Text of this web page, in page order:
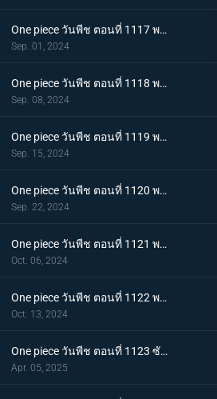
One piece วันพีช ตอนที่ 1117 พากย์ไทย ซาโบกลับมา - ความจริงอันน่าตกตะลึงที่ต้องบอก!
Sep. 01, 2024
One piece วันพีช ตอนที่ 1118 พากย์ไทย ดินแดนศักดิ์สิทธิ์ในความวุ่นวาย! การโจมตีเต็มกำลังของ Sai และ Leo!
Sep. 08, 2024
One piece วันพีช ตอนที่ 1119 พากย์ไทย ข้อความที่ได้รับมอบหมาย! การตัดสินใจของงูจงอาง
Sep. 15, 2024
One piece วันพีช ตอนที่ 1120 พากย์ไทย โลกสั่นสะเทือน! คำพิพากษาของผู้ปกครองและการกระทำของผู้เฒ่าทั้งห้า!
Sep. 22, 2024
One piece วันพีช ตอนที่ 1121 พากย์ไทย การ์ปและคุซัน - การปะทะกันของอาจารย์และลูกศิษย์
Oct. 06, 2024
One piece วันพีช ตอนที่ 1122 พากย์ไทย บทเรียนสุดท้าย! ผลกระทบที่สืบทอดมา
Oct. 13, 2024
One piece วันพีช ตอนที่ 1123 ซับไทย โลกสะเทือน! กลุ่มหมวกฟางจับตัวประกัน
Apr. 05, 2025